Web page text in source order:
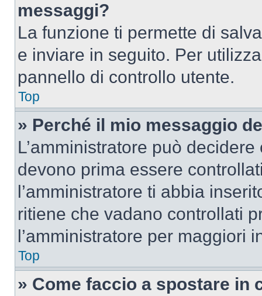
messaggi?
La funzione ti permette di
e inviare in seguito. Per
pannello di controllo utente.
Top
» Perché il mio messaggio
L’amministratore può
devono prima essere
l’amministratore ti abbia
ritiene che vadano controllati
l’amministratore per maggiori
Top
» Come faccio a spostare in